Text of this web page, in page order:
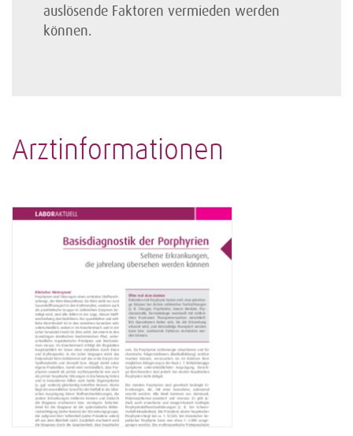
auslösende Faktoren vermieden werden
können.
Arztinformationen